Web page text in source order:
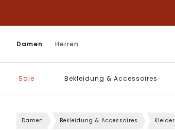
Damen Herren
Sale Bekleidung & Accessoires
Damen Bekleidung & Accessoires Kleider